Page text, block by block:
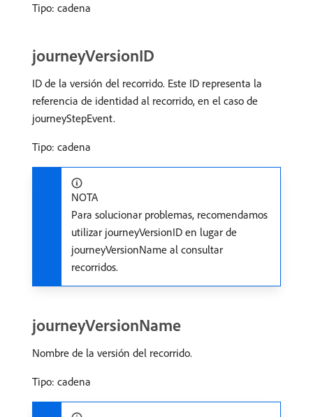
Tipo: cadena
journeyVersionID
ID de la versión del recorrido. Este ID representa la
referencia de identidad al recorrido, en el caso de
journeyStepEvent.
Tipo: cadena
NOTA
Para solucionar problemas, recomendamos
utilizar journeyVersionID en lugar de
journeyVersionName al consultar
recorridos.
journeyVersionName
Nombre de la versión del recorrido.
Tipo: cadena